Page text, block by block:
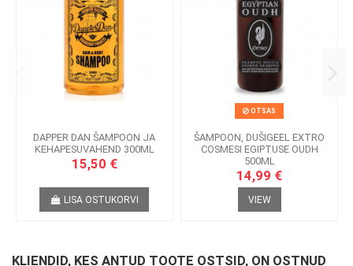
DAPPER DAN ŠAMPOON JA
KEHAPESUVAHEND 300ML
15,50 €
LISA OSTUKORVI
OTSAS
ŠAMPOON, DUŠIGEEL EXTRO
COSMESI EGIPTUSE OUDH
500ML
14,99 €
VIEW
KLIENDID, KES ANTUD TOOTE OSTSID, ON OSTNUD